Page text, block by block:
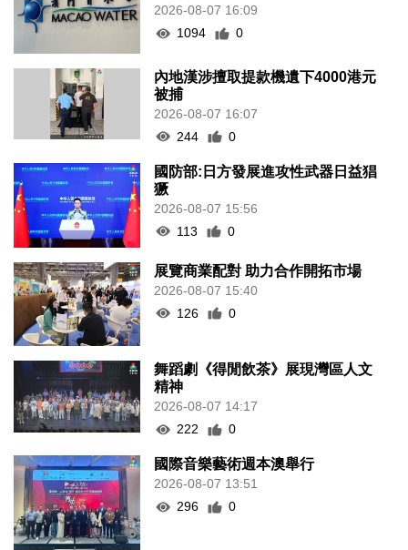
2026-08-07 16:09
1094
0
內地漢涉擅取提款機遺下4000港元
被捕
2026-08-07 16:07
244
0
國防部:日方發展進攻性武器日益猖
獗
2026-08-07 15:56
113
0
展覽商業配對 助力合作開拓市場
2026-08-07 15:40
126
0
舞蹈劇《得閒飲茶》展現灣區人文
精神
2026-08-07 14:17
222
0
國際音樂藝術週本澳舉行
2026-08-07 13:51
296
0